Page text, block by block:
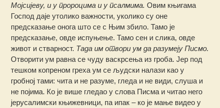
Мојсијеву, и у пророцима и у псалмима. Овим књигама
Господ даје утолико важности, уколико су оне
предсказање онога што се с Њим збило. Тамо је
предсказање, овде испуњење. Тамо сен и слика, овде
живот и стварност. Тада им отвори ум да разумеју Писмо.
Отворити ум равна се чуду васкрсења из гроба. Јер под
тешком копреном греха ум се људски налази као у
гробној тами: чита и не разуме, гледа и не види, слуша и
не појима. Ко је више гледао у слова Писма и читао него
јерусалимски књижевници, па ипак – ко је мање видео у